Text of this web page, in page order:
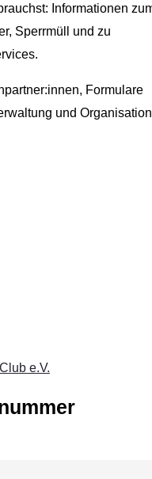
Informationen
Sperrmüll und zu
Formulare
und Organisation
e.V.